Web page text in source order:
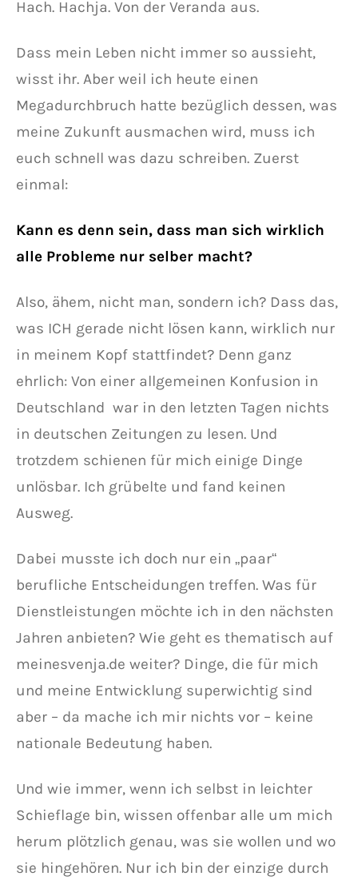
Hach. Hachja. Von der Veranda aus.
Dass mein Leben nicht immer so aussieht,
wisst ihr. Aber weil ich heute einen
Megadurchbruch hatte bezüglich dessen, was
meine Zukunft ausmachen wird, muss ich
euch schnell was dazu schreiben. Zuerst
einmal:
Kann es denn sein, dass man sich wirklich
alle Probleme nur selber macht?
Also, ähem, nicht man, sondern ich? Dass das,
was ICH gerade nicht lösen kann, wirklich nur
in meinem Kopf stattfindet? Denn ganz
ehrlich: Von einer allgemeinen Konfusion in
Deutschland war in den letzten Tagen nichts
in deutschen Zeitungen zu lesen. Und
trotzdem schienen für mich einige Dinge
unlösbar. Ich grübelte und fand keinen
Ausweg.
Dabei musste ich doch nur ein „paar“
berufliche Entscheidungen treffen. Was für
Dienstleistungen möchte ich in den nächsten
Jahren anbieten? Wie geht es thematisch auf
meinesvenja.de weiter? Dinge, die für mich
und meine Entwicklung superwichtig sind
aber – da mache ich mir nichts vor – keine
nationale Bedeutung haben.
Und wie immer, wenn ich selbst in leichter
Schieflage bin, wissen offenbar alle um mich
herum plötzlich genau, was sie wollen und wo
sie hingehören. Nur ich bin der einzige durch